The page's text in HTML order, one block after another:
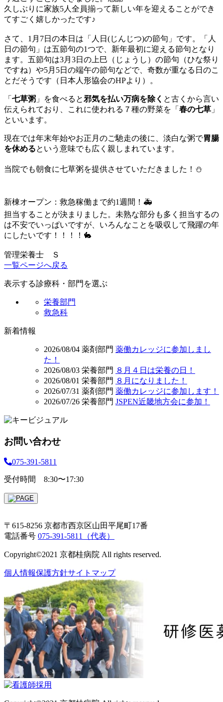
久しぶりに家族5人全員揃って新しい年を迎えることができ
てすごく嬉しかったです♪
さて、1月7日の本日は「人日(じんじつ)の節句」です。「人
日の節句」は五節句の1つで、新年最初に迎える節句となり
ます。五節句は3月3日の上巳（じょうし）の節句（ひな祭り
ですね）や5月5日の端午の節句などで、奇数が重なる日のこ
とだそうです（日本人形協会のHPより）。
「 七草粥 」を食べると邪気を払い万病を除く と古くから言い
伝えられており、これに使われる７種の野菜を「 春の七草 」
といいます。
現在では年末年始やお正月のご馳走の後に、淡白な粥で胃腸
を休めるという意味でも広く親しまれています。
当院でも朝食に七草粥を提供させていただきました！⛄
新棟オープン：救急稼働まで約1週間！🚑
担当することが決まりました。未熟な部分も多く担当するの
は不安でいっぱいですが、いろんなことを吸収して飛躍の年
にしたいです！！！！🐇
管理栄養士 Ｓ
一覧ページへ戻る
表示する診療科・部門を選ぶ
栄養部門
救急科
新着情報
2026/08/04 薬剤部門 薬働カレッジに参加しまし
た！
2026/08/03 栄養部門 ８月４日は栄養の日！
2026/08/01 栄養部門 ８月になりました！
2026/07/31 薬剤部門 薬働カレッジに参加します！
2026/07/26 栄養部門 JSPEN近畿地方会に参加！
お問い合わせ
075-391-5811
受付時間 8:30〜17:30
〒615-8256 京都市西京区山田平尾町17番
電話番号 075-391-5811（代表）
Copyright©2021 京都桂病院 All rights reserved.
個人情報保護方針サイトマップ